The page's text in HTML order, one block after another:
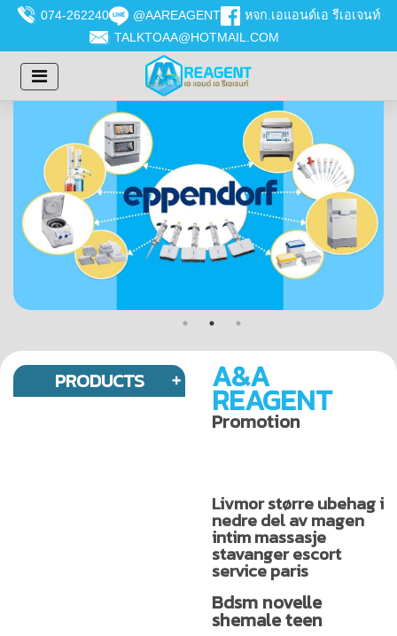
074-262240 @AAREAGENT
หจก.เอแอนด์เอ รีเอเจนท์
TALKTOAA@HOTMAIL.COM
PRODUCTS A&A
REAGENT
Promotion
Livmor større ubehag i
nedre del av magen
intim massasje
stavanger escort
service paris
Bdsm novelle
shemale teen